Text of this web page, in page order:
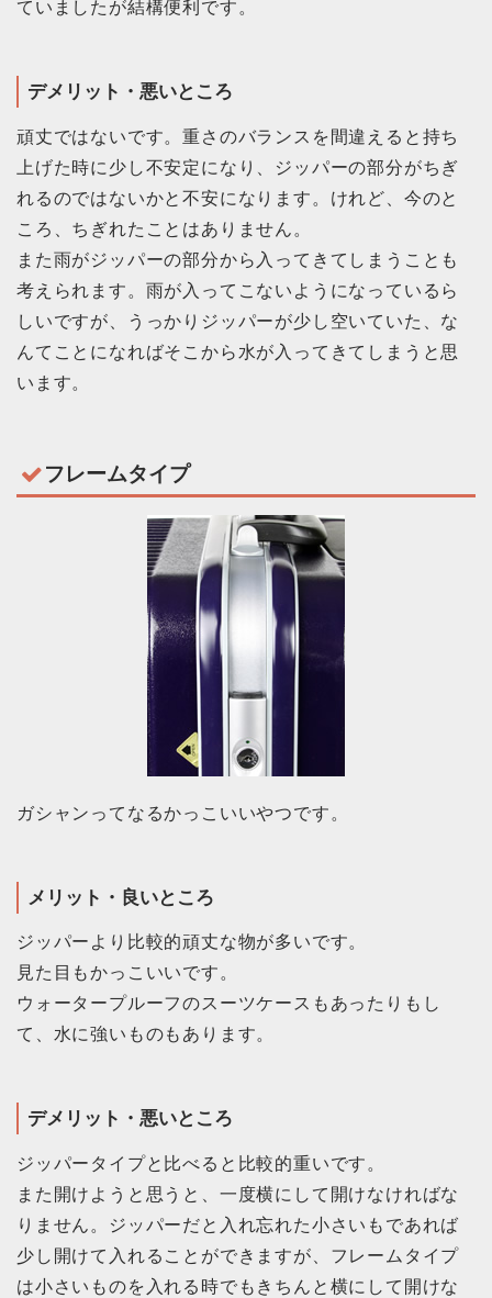
ていましたが結構便利です。
デメリット・悪いところ
頑丈ではないです。重さのバランスを間違えると持ち
上げた時に少し不安定になり、ジッパーの部分がちぎ
れるのではないかと不安になります。けれど、今のと
ころ、ちぎれたことはありません。
また雨がジッパーの部分から入ってきてしまうことも
考えられます。雨が入ってこないようになっているら
しいですが、うっかりジッパーが少し空いていた、な
んてことになればそこから水が入ってきてしまうと思
います。
フレームタイプ
ガシャンってなるかっこいいやつです。
メリット・良いところ
ジッパーより比較的頑丈な物が多いです。
見た目もかっこいいです。
ウォータープルーフのスーツケースもあったりもし
て、水に強いものもあります。
デメリット・悪いところ
ジッパータイプと比べると比較的重いです。
また開けようと思うと、一度横にして開けなければな
りません。ジッパーだと入れ忘れた小さいもであれば
少し開けて入れることができますが、フレームタイプ
は小さいものを入れる時でもきちんと横にして開けな